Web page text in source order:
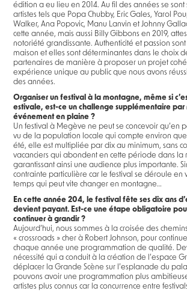
édition a eu lieu en 2014. Au fil des années se sont
artistes tels que Popa Chubby, Eric Gales, Yarol
Walker, Ana Popovic, Manu Lanvin et Johnny
cette année, mais aussi Billy Gibbons en 2019,
notoriété grandissante. Authenticité et passion
maison et elles sont déterminantes dans le choix
partenaires de manière à proposer un projet
expérience unique au public que nous avons
des années.
Organiser un festival à la montagne, même si
estivale, est-ce un challenge supplémentaire par
événement en plaine ?
Un festival à Megève ne peut se concevoir qu’en
vu de la population locale qui compte environ
été, elle est multipliée par dix au minimum, sans
vacanciers qui abondent en cette période dans la
garantissant ainsi une audience plus importante.
contrainte particulière car le festival se déroule en
temps qui peut vite changer en montagne…
En cette année 204, le festival fête ses dix ans
devient payant. Est-ce une étape obligatoire
continuer à grandir ?
Aujourd’hui, nous sommes à la croisée des
« crossroads » cher à Robert Johnson, pour
chaque année une programmation de qualité.
nécessité qui a conduit à la création de l’espace
déplacer la Grande Scène sur l’esplanade du
pouvons avoir une programmation plus
artistes plus connus car la concurrence entre